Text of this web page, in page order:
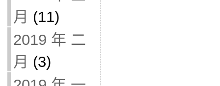
月 (11)
2019 年 二
月 (3)